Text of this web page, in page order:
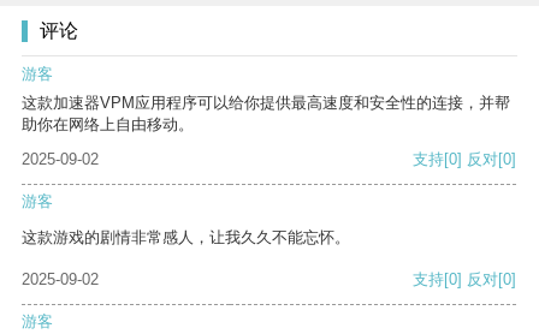
评论
游客
这款加速器VPM应用程序可以给你提供最高速度和安全性的连接，并帮
助你在网络上自由移动。
2025-09-02
支持[0] 反对[0]
游客
这款游戏的剧情非常感人，让我久久不能忘怀。
2025-09-02 支持[0] 反对[0]
游客